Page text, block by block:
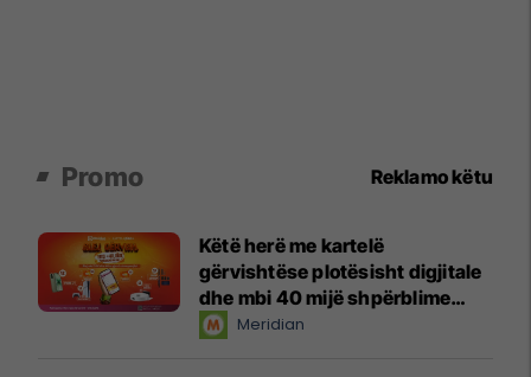
Promo Reklamo këtu
Këtë herë me kartelë
gërvishtëse plotësisht digjitale
dhe mbi 40 mijë shpërblime
instant!Meridian